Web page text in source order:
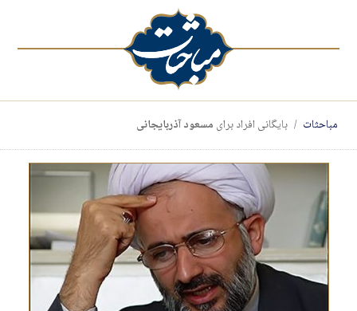
مباحثات بایگانی افراد برای مسعود آذربایجانی